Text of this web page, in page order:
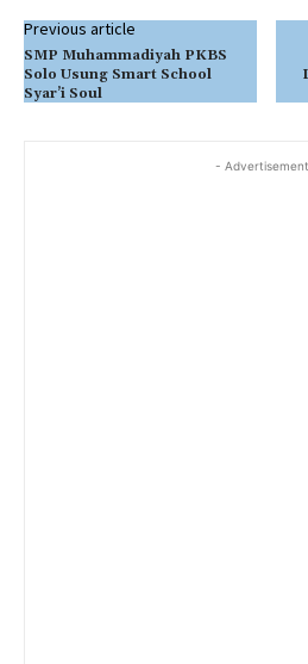
Previous article
SMP Muhammadiyah PKBS
Solo Usung Smart School
Syar’i Soul
-